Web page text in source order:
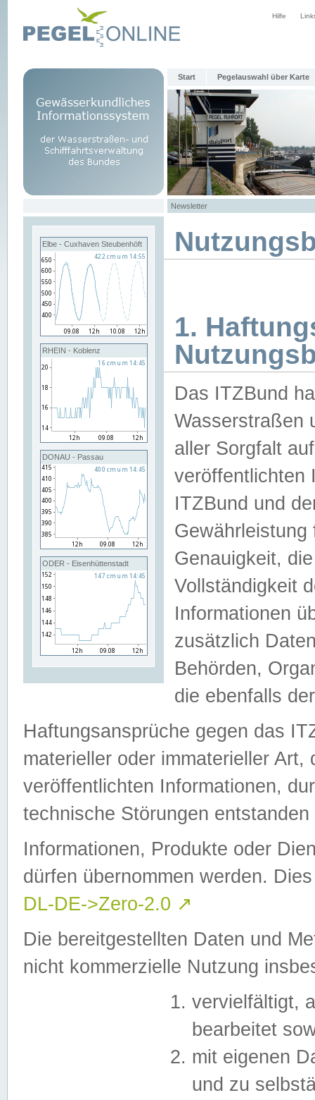
Hilfe
Start Pegelauswahl über Karte
Newsletter
Elbe - Cuxhaven Steubenhöft
RHEIN - Koblenz
DONAU - Passau
ODER - Eisenhüttenstadt
1.
Das ITZBund
Wasserstraßen
aller Sorgfalt
veröffentlichten
ITZBund und
Genauigkeit,
Vollständigkeit
Informationen
zusätzlich
Behörden,
die ebenfalls
Haftungsansprüche gegen das
materieller oder immaterieller
veröffentlichten Informationen,
technische Störungen
Informationen, Produkte oder
dürfen übernommen werden.
DL-DE->Zero-2.0 ↗
Die bereitgestellten Daten und
nicht kommerzielle Nutzung
vervielfältigt,
bearbeitet
mit eigenen
und zu